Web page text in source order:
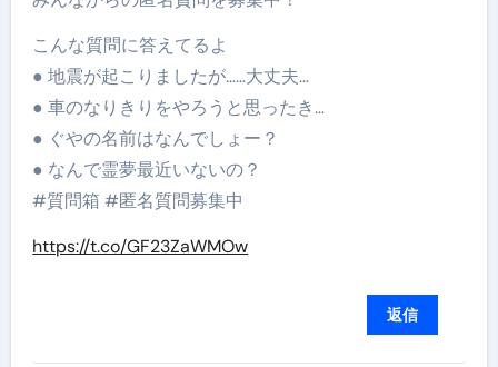
こんな質問に答えてるよ
● 地震が起こりましたが……大丈夫…
● 車のなりきりをやろうと思ったき…
● ぐやの名前はなんでしょー？
● なんで霊夢最近いないの？
#質問箱 #匿名質問募集中
https://t.co/GF23ZaWMOw
返信